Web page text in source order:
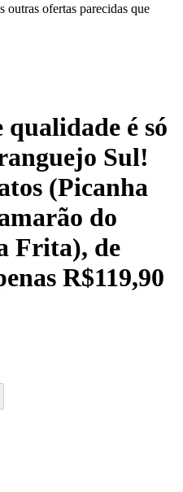
outras ofertas parecidas que
é só
Sul!
(Picanha
do
Frita), de
R$119,90